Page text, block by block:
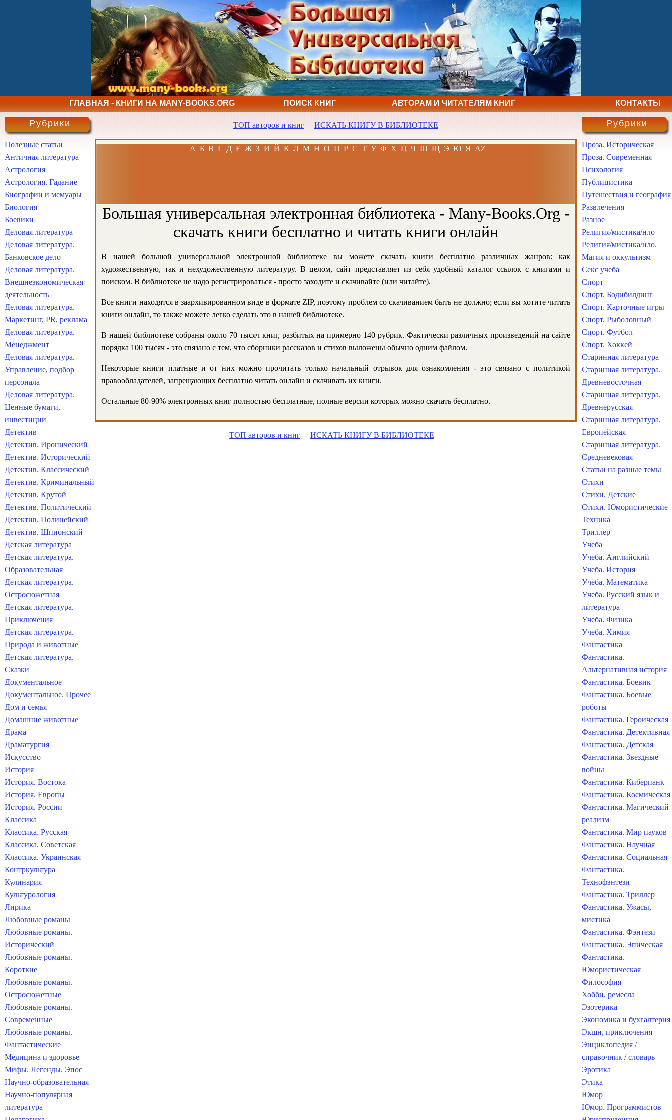
ГЛАВНАЯ - КНИГИ НА MANY-BOOKS.ORG ПОИСК КНИГ АВТОРАМ И ЧИТАТЕЛЯМ КНИГ КОНТАКТЫ
ТОП авторов и книг ИСКАТЬ КНИГУ В БИБЛИОТЕКЕ
А Б В Г Д Е Ж З И Й К Л М Н О П Р С Т У Ф Х Ц Ч Ш Щ Э Ю Я AZ
Большая универсальная электронная библиотека - Many-Books.Org -
скачать книги бесплатно и читать книги онлайн
В нашей большой универсальной электронной библиотеке вы можете скачать книги бесплатно различных жанров: как
художественную, так и нехудожественную литературу. В целом, сайт представляет из себя удобный каталог ссылок с книгами и
поиском. В библиотеке не надо регистрироваться - просто заходите и скачивайте (или читайте).
Все книги находятся в заархивированном виде в формате ZIP, поэтому проблем со скачиванием быть не должно; если вы хотите читать
книги онлайн, то также можете легко сделать это в нашей библиотеке.
В нашей библиотеке собраны около 70 тысяч книг, разбитых на примерно 140 рубрик. Фактически различных произведений на сайте
порядка 100 тысяч - это связано с тем, что сборники рассказов и стихов выложены обычно одним файлом.
Некоторые книги платные и от них можно прочитать только начальный отрывок для ознакомления - это связано с политикой
правообладателей, запрещающих бесплатно читать онлайн и скачивать их книги.
Остальные 80-90% электронных книг полностью бесплатные, полные версии которых можно скачать бесплатно.
ТОП авторов и книг ИСКАТЬ КНИГУ В БИБЛИОТЕКЕ
Рубрики
Полезные статьи
Античная литература
Астрология
Астрология. Гадание
Биографии и мемуары
Биология
Боевики
Деловая литература
Деловая литература.
Банковское дело
Деловая литература.
Внешнеэкономическая
деятельность
Деловая литература.
Маркетинг, PR, реклама
Деловая литература.
Менеджмент
Деловая литература.
Управление, подбор
персонала
Деловая литература.
Ценные бумаги,
инвестиции
Детектив
Детектив. Иронический
Детектив. Исторический
Детектив. Классический
Детектив. Криминальный
Детектив. Крутой
Детектив. Политический
Детектив. Полицейский
Детектив. Шпионский
Детская литература
Детская литература.
Образовательная
Детская литература.
Остросюжетная
Детская литература.
Приключения
Детская литература.
Природа и животные
Детская литература.
Сказки
Документальное
Документальное. Прочее
Дом и семья
Домашние животные
Драма
Драматургия
Искусство
История
История. Востока
История. Европы
История. России
Классика
Классика. Русская
Классика. Советская
Классика. Украинская
Контркультура
Кулинария
Культурология
Лирика
Любовные романы
Любовные романы.
Исторический
Любовные романы.
Короткие
Любовные романы.
Остросюжетные
Любовные романы.
Современные
Любовные романы.
Фантастические
Медицина и здоровье
Мифы. Легенды. Эпос
Научно-образовательная
Научно-популярная
литература
Рубрики
Проза. Историческая
Проза. Современная
Психология
Публицистика
Путешествия и география
Развлечения
Разное
Религия/мистика/нло
Религия/мистика/нло.
Магия и оккультизм
Секс учеба
Спорт
Спорт. Бодибилдинг
Спорт. Карточные игры
Спорт. Рыболовный
Спорт. Футбол
Спорт. Хоккей
Старинная литература
Старинная литература.
Древневосточная
Старинная литература.
Древнерусская
Старинная литература.
Европейская
Старинная литература.
Средневековая
Статьи на разные темы
Стихи
Стихи. Детские
Стихи. Юмористические
Техника
Триллер
Учеба
Учеба. Английский
Учеба. История
Учеба. Математика
Учеба. Русский язык и
литература
Учеба. Физика
Учеба. Химия
Фантастика
Фантастика.
Альтернативная история
Фантастика. Боевик
Фантастика. Боевые
роботы
Фантастика. Героическая
Фантастика. Детективная
Фантастика. Детская
Фантастика. Звездные
войны
Фантастика. Киберпанк
Фантастика. Космическая
Фантастика. Магический
реализм
Фантастика. Мир пауков
Фантастика. Научная
Фантастика. Социальная
Фантастика.
Технофэнтези
Фантастика. Триллер
Фантастика. Ужасы,
мистика
Фантастика. Фэнтези
Фантастика. Эпическая
Фантастика.
Юмористическая
Философия
Хобби, ремесла
Эзотерика
Экономика и бухгалтерия
Экшн, приключения
Энциклопедия /
справочник / словарь
Эротика
Этика
Юмор
Юмор. Программистов